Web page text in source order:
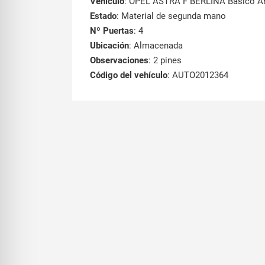
Estado: Material de segunda mano
Nº Puertas: 4
Ubicación: Almacenada
Observaciones: 2 pines
Código del vehículo: AUTO2012364